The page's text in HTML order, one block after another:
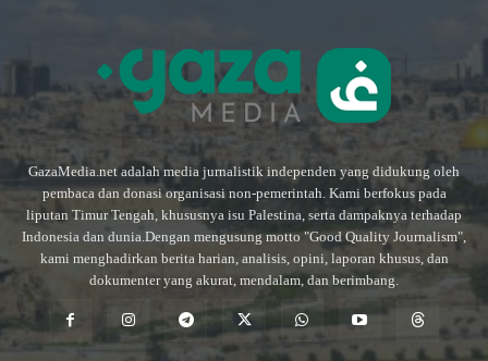
GazaMedia.net adalah media jurnalistik independen yang didukung oleh
pembaca dan donasi organisasi non-pemerintah. Kami berfokus pada
liputan Timur Tengah, khususnya isu Palestina, serta dampaknya terhadap
Indonesia dan dunia.Dengan mengusung motto "Good Quality Journalism",
kami menghadirkan berita harian, analisis, opini, laporan khusus, dan
dokumenter yang akurat, mendalam, dan berimbang.